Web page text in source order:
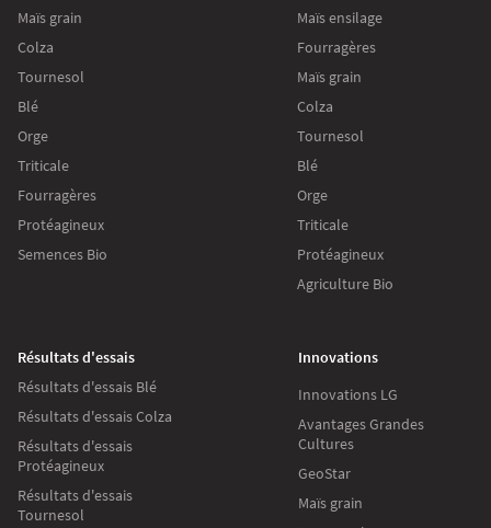
Maïs grain
Colza
Tournesol
Blé
Orge
Triticale
Fourragères
Protéagineux
Semences Bio
Maïs ensilage
Fourragères
Maïs grain
Colza
Tournesol
Blé
Orge
Triticale
Protéagineux
Agriculture Bio
Résultats d'essais
Résultats d'essais Blé
Résultats d'essais Colza
Résultats d'essais
Protéagineux
Résultats d'essais
Tournesol
Innovations
Innovations LG
Avantages Grandes
Cultures
GeoStar
Maïs grain